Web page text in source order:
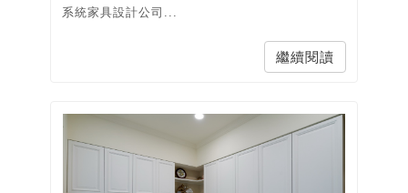
系統家具設計公司...
繼續閱讀